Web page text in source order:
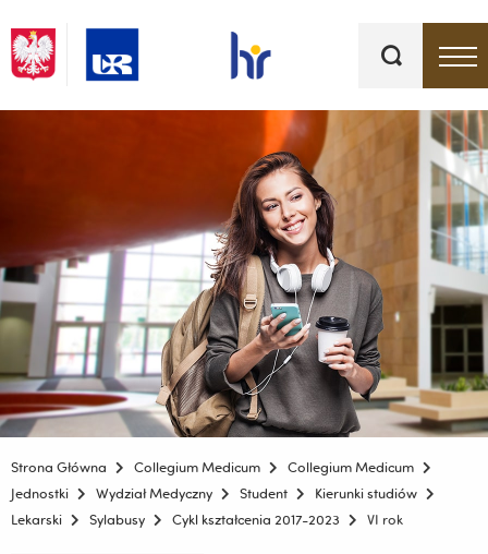
kluczowe
Strona Główna Collegium Medicum
Collegium Medicum
Jednostki
Wydział Medyczny Student
Kierunki studiów
Lekarski
Sylabusy Cykl kształcenia 2017-2023 VI rok